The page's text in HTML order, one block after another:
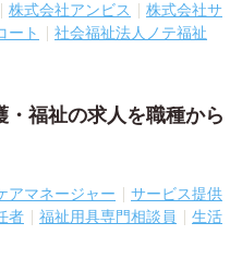
株式会社アンビス
株式会社サ
ート
社会福祉法人ノテ福祉
福祉の求人を職種から
アマネージャー
サービス提供
者 福祉用具専門相談員
生活